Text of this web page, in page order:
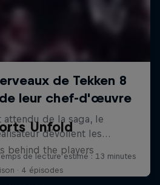
Unfold
behind the players
· 4 épisodes